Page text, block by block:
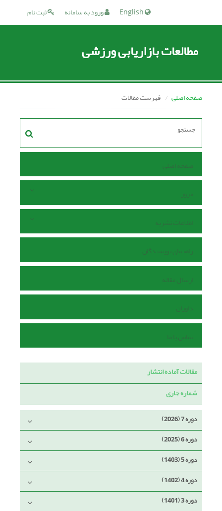
ثبت نام ورود به سامانه
مطالعات بازاریابی ورزشی
صفحه اصلی فهرست مقالات
صفحه اصلی
مرور
اطلاعات نشریه
راهنمای نویسندگان
ارسال مقاله
داوران
تماس با ما
مقالات آماده انتشار
شماره جاری
دوره 7 (2026)
دوره 6 (2025)
دوره 5 (1403)
دوره 4 (1402)
دوره 3 (1401)